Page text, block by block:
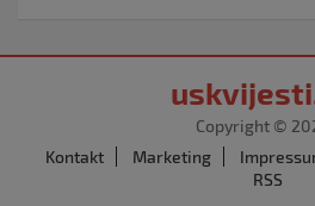
Copyright ©
Kontakt
Marketing
RSS